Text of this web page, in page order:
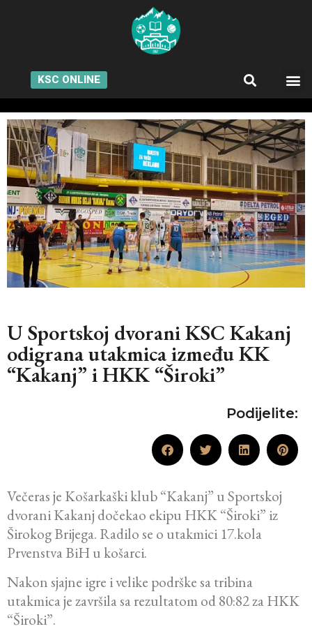
KSC ONLINE
U Sportskoj dvorani KSC Kakanj
odigrana utakmica između KK
“Kakanj” i HKK “Široki”
Podijelite:
Večeras je Košarkaški klub “Kakanj” u Sportskoj
dvorani Kakanj dočekao ekipu HKK “Široki” iz
Širokog Brijega. Radilo se o utakmici 17.kola
Prvenstva BiH u košarci.
Nakon sjajne igre i velike podrške sa tribina
utakmica je završila sa rezultatom od 80:82 za HKK
“Široki”.